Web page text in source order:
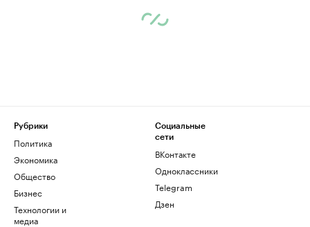
Рубрики
Политика
Экономика
Общество
Бизнес
Технологии и
медиа
Социальные
сети
ВКонтакте
Одноклассники
Telegram
Дзен